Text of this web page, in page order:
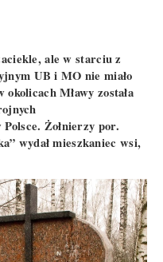
ale w starciu z
UB i MO nie miało
Mławy została
Żołnierzy por.
wydał mieszkaniec wsi,